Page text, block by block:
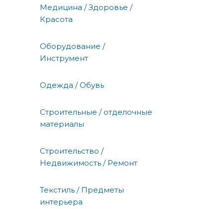
Медицина / Здоровье /
Красота
Оборудование /
Инструмент
Одежда / Обувь
Строительные / отделочные
материалы
Строительство /
Недвижимость / Ремонт
Текстиль / Предметы
интерьера